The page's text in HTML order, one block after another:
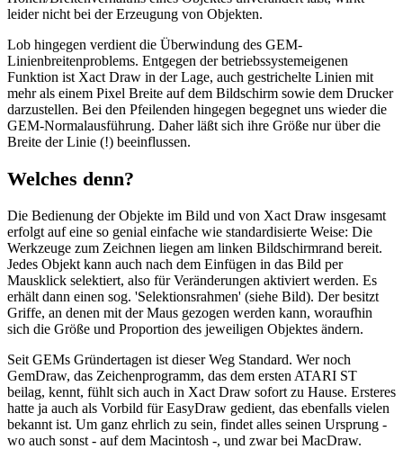
leider nicht bei der Erzeugung von Objekten.
Lob hingegen verdient die Überwindung des GEM-
Linienbreitenproblems. Entgegen der betriebssystemeigenen
Funktion ist Xact Draw in der Lage, auch gestrichelte Linien mit
mehr als einem Pixel Breite auf dem Bildschirm sowie dem Drucker
darzustellen. Bei den Pfeilenden hingegen begegnet uns wieder die
GEM-Normalausführung. Daher läßt sich ihre Größe nur über die
Breite der Linie (!) beeinflussen.
Welches denn?
Die Bedienung der Objekte im Bild und von Xact Draw insgesamt
erfolgt auf eine so genial einfache wie standardisierte Weise: Die
Werkzeuge zum Zeichnen liegen am linken Bildschirmrand bereit.
Jedes Objekt kann auch nach dem Einfügen in das Bild per
Mausklick selektiert, also für Veränderungen aktiviert werden. Es
erhält dann einen sog. 'Selektionsrahmen' (siehe Bild). Der besitzt
Griffe, an denen mit der Maus gezogen werden kann, woraufhin
sich die Größe und Proportion des jeweiligen Objektes ändern.
Seit GEMs Gründertagen ist dieser Weg Standard. Wer noch
GemDraw, das Zeichenprogramm, das dem ersten ATARI ST
beilag, kennt, fühlt sich auch in Xact Draw sofort zu Hause. Ersteres
hatte ja auch als Vorbild für EasyDraw gedient, das ebenfalls vielen
bekannt ist. Um ganz ehrlich zu sein, findet alles seinen Ursprung -
wo auch sonst - auf dem Macintosh -, und zwar bei MacDraw.